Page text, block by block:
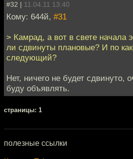
#32 | 11.04.11 13:40
Кому: 644й, #31
> Камрад, а вот в свете начала
ли сдвинуты плановые? И по
следующий?
Нет, ничего не будет сдвинуто,
буду объявлять.
cтраницы: 1
полезные ссылки